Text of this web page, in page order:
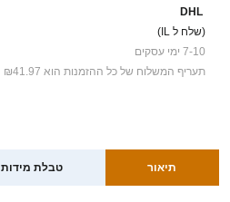
DHL
(שלח ל IL)
7-10 ימי עסקים
תעריף המשלוח של כל ההזמנות הוא ₪41.97
תיאור טבלת מידות